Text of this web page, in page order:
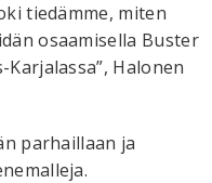
tiedämme, miten
osaamisella Buster
Halonen
parhaillaan ja